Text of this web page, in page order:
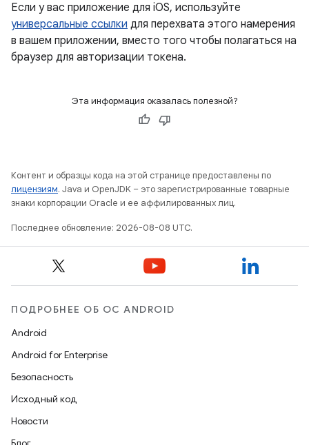
Если у вас приложение для iOS, используйте
универсальные ссылки для перехвата этого намерения
в вашем приложении, вместо того чтобы полагаться на
браузер для авторизации токена.
Эта информация оказалась полезной?
Контент и образцы кода на этой странице предоставлены по
лицензиям. Java и OpenJDK – это зарегистрированные товарные
знаки корпорации Oracle и ее аффилированных лиц.
Последнее обновление: 2026-08-08 UTC.
ПОДРОБНЕЕ ОБ ОС ANDROID
Android
Android for Enterprise
Безопасность
Исходный код
Новости